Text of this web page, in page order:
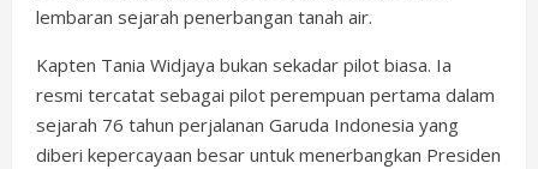
lembaran sejarah penerbangan tanah air.
Kapten Tania Widjaya bukan sekadar pilot biasa. Ia
resmi tercatat sebagai pilot perempuan pertama dalam
sejarah 76 tahun perjalanan Garuda Indonesia yang
diberi kepercayaan besar untuk menerbangkan Presiden